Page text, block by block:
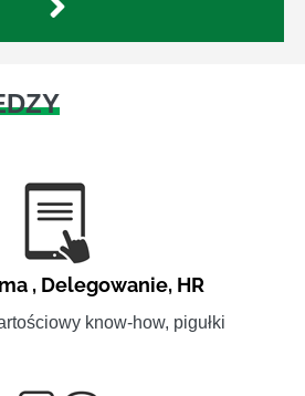
, Delegowanie, HR
know-how, pigułki